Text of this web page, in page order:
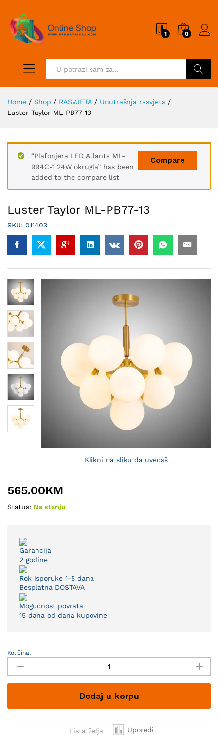
1 0
Home / Shop / RASVJETA / Unutrašnja rasvjeta /
Luster Taylor ML-PB77-13
Compare
“Plafonjera LED Atlanta ML-
994C-1 24W okrugla” has been
added to the compare list
Luster Taylor ML-PB77-13
SKU: 011403
Klikni na sliku da uvećaš
565.00KM
Status: Na stanju
Garancija
2 godine
Rok isporuke 1-5 dana
Besplatna DOSTAVA
Mogućnost povrata
15 dana od dana kupovine
Luster
Taylor
ML-
PB77-
quantity
Količina:
Dodaj u korpu
Lista želja Uporedi